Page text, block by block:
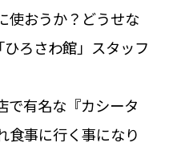
使おうか？どうせな
ろさわ館」スタッフ
で有名な『カシータ
食事に行く事になり